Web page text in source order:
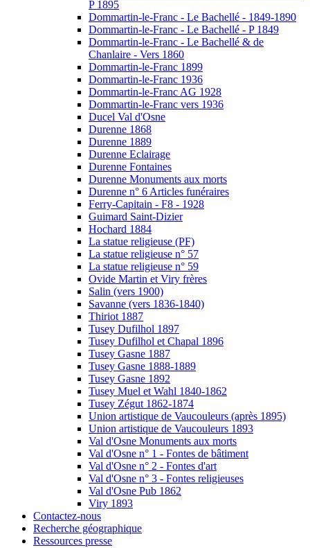
P 1895
Dommartin-le-Franc - Le Bachellé - 1849-1890
Dommartin-le-Franc - Le Bachellé - P 1849
Dommartin-le-Franc - Le Bachellé & de
Chanlaire - Vers 1860
Dommartin-le-Franc 1899
Dommartin-le-Franc 1936
Dommartin-le-Franc AG 1928
Dommartin-le-Franc vers 1936
Ducel Val d'Osne
Durenne 1868
Durenne 1889
Durenne Eclairage
Durenne Fontaines
Durenne Monuments aux morts
Durenne n° 6 Articles funéraires
Ferry-Capitain - F8 - 1928
Guimard Saint-Dizier
Hochard 1884
La statue religieuse (PF)
La statue religieuse n° 57
La statue religieuse n° 59
Ovide Martin et Viry frères
Salin (vers 1900)
Savanne (vers 1836-1840)
Thiriot 1887
Tusey Dufilhol 1897
Tusey Dufilhol et Chapal 1896
Tusey Gasne 1887
Tusey Gasne 1888-1889
Tusey Gasne 1892
Tusey Muel et Wahl 1840-1862
Tusey Zégut 1862-1874
Union artistique de Vaucouleurs (après 1895)
Union artistique de Vaucouleurs 1893
Val d'Osne Monuments aux morts
Val d'Osne n° 1 - Fontes de bâtiment
Val d'Osne n° 2 - Fontes d'art
Val d'Osne n° 3 - Fontes religieuses
Val d'Osne Pub 1862
Viry 1893
Contactez-nous
Recherche géographique
Ressources presse